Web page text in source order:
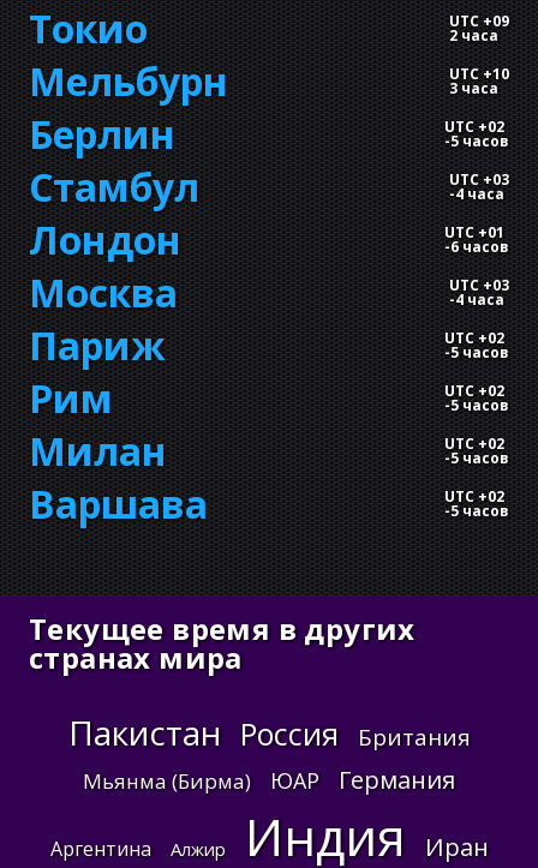
Токио UTC +09
2 часа
Мельбурн UTC +10
3 часа
Берлин UTC +02
-5 часов
Стамбул UTC +03
-4 часа
Лондон UTC +01
-6 часов
Москва UTC +03
-4 часа
Париж UTC +02
-5 часов
Рим UTC +02
-5 часов
Милан UTC +02
-5 часов
Варшава UTC +02
-5 часов
Текущее время в других
странах мира
Пакистан Россия Британия
Мьянма (Бирма) ЮАР Германия
Аргентина Алжир Индия Иран